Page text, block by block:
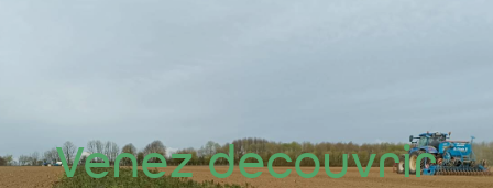
Venez decouvrir